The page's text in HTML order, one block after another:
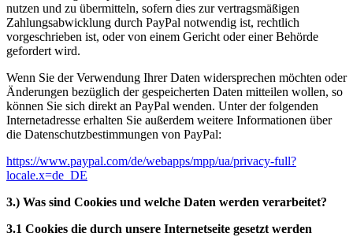
nutzen und zu übermitteln, sofern dies zur vertragsmäßigen
Zahlungsabwicklung durch PayPal notwendig ist, rechtlich
vorgeschrieben ist, oder von einem Gericht oder einer Behörde
gefordert wird.
Wenn Sie der Verwendung Ihrer Daten widersprechen möchten oder
Änderungen bezüglich der gespeicherten Daten mitteilen wollen, so
können Sie sich direkt an PayPal wenden. Unter der folgenden
Internetadresse erhalten Sie außerdem weitere Informationen über
die Datenschutzbestimmungen von PayPal:
https://www.paypal.com/de/webapps/mpp/ua/privacy-full?
locale.x=de_DE
3.) Was sind Cookies und welche Daten werden verarbeitet?
3.1 Cookies die durch unsere Internetseite gesetzt werden